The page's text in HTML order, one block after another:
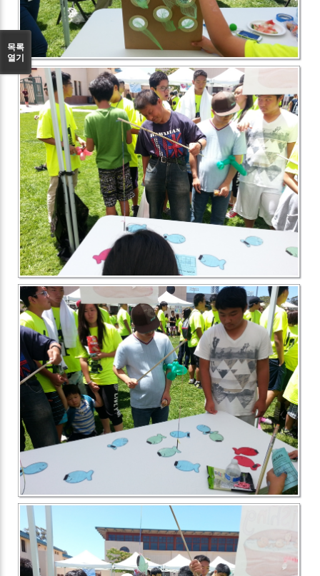
목록
열기